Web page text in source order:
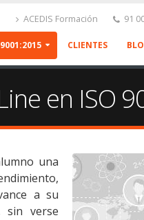
ACEDIS Formación 91
CLIENTES
en ISO
una
a su
sin verse